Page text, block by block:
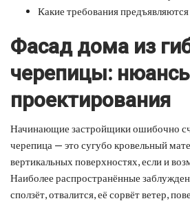
Какие требования
Фасад дома из
черепицы:
проектирования
Начинающие застройщики ошибочно
черепица — это сугубо кровельный
вертикальных поверхностях, если и
Наиболее распространённые
сползёт, отвалится, её сорвёт ветер,